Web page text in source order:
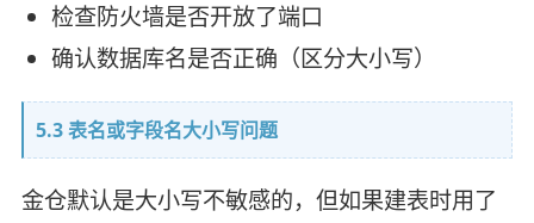
检查防火墙是否开放了端口
确认数据库名是否正确（区分大小写）
5.3 表名或字段名大小写问题
金仓默认是大小写不敏感的，但如果建表时用了